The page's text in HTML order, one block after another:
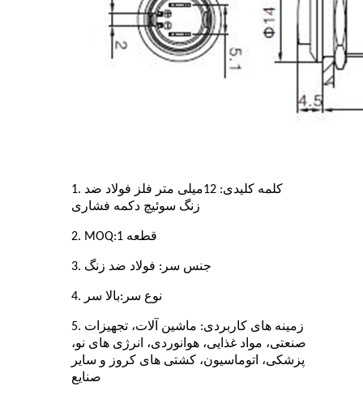
1. کلمه کلیدی: 1 2 میلی متر فلز فولاد ضد
زنگ سوئیچ دکمه فشاری
2. MOQ:1 قطعه
3. جنس سر: فولاد ضد زنگ
4. نوع سر:بالا سر
5. زمینه های کاربردی: ماشین آلات، تجهیزات
صنعتی، مواد غذایی، هوانوردی، انرژی های نو،
پزشکی، اتوماسیون، کشتی های کروز و سایر
صنایع